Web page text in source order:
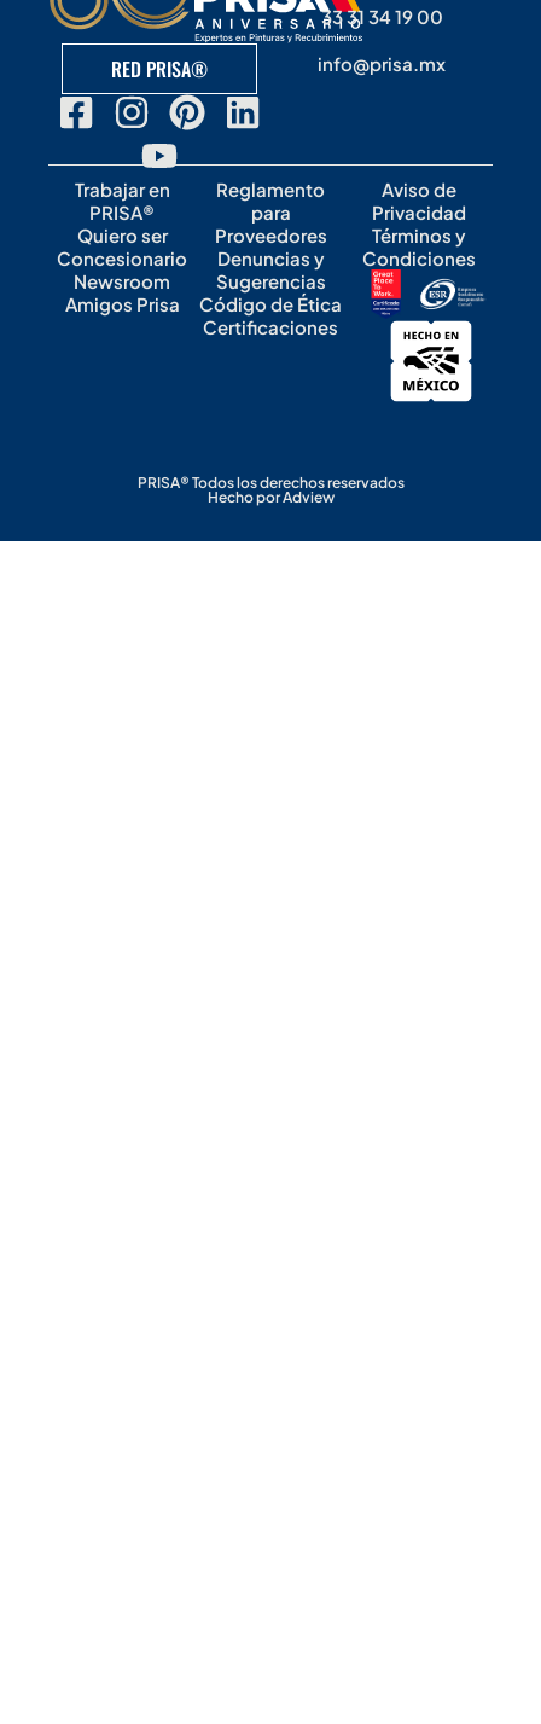
RED PRISA®
33 31 34 19 00
info@prisa.mx
Trabajar en
PRISA®
Quiero ser
Concesionario
Newsroom
Amigos Prisa
Reglamento
para
Proveedores
Denuncias y
Sugerencias
Código de Ética
Certificaciones
Aviso de
Privacidad
Términos y
Condiciones
PRISA® Todos los derechos reservados
Hecho por Adview